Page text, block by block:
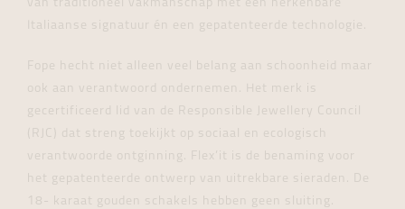
van traditioneel vakmanschap met een herkenbare
Italiaanse signatuur én een gepatenteerde technologie.
Fope hecht niet alleen veel belang aan schoonheid maar
ook aan verantwoord ondernemen. Het merk is
gecertificeerd lid van de Responsible Jewellery Council
(RJC) dat streng toekijkt op sociaal en ecologisch
verantwoorde ontginning. Flex’it is de benaming voor
het gepatenteerde ontwerp van uitrekbare sieraden. De
18- karaat gouden schakels hebben geen sluiting.